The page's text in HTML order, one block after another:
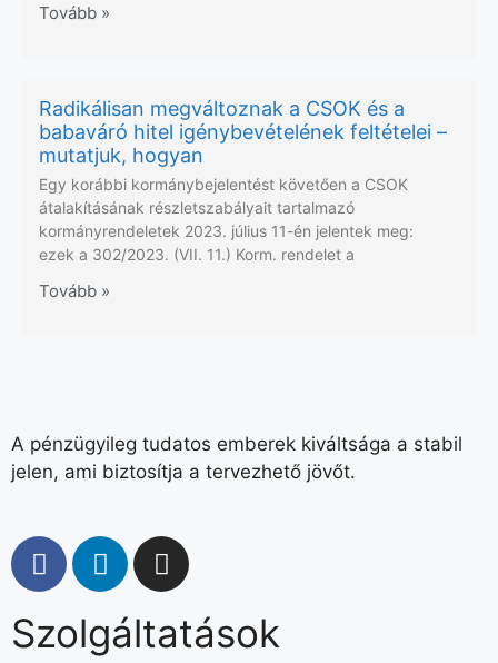
Tovább »
Radikálisan megváltoznak a CSOK és a
babaváró hitel igénybevételének feltételei –
mutatjuk, hogyan
Egy korábbi kormánybejelentést követően a CSOK
átalakításának részletszabályait tartalmazó
kormányrendeletek 2023. július 11-én jelentek meg:
ezek a 302/2023. (VII. 11.) Korm. rendelet a
Tovább »
A pénzügyileg tudatos emberek kiváltsága a stabil
jelen, ami biztosítja a tervezhető jövőt.
Szolgáltatások